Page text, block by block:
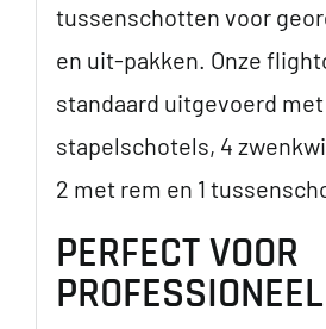
tussenschotten voor
en uit-pakken. Onze
standaard uitgevoerd met
stapelschotels, 4
2 met rem en 1
PERFECT VOOR